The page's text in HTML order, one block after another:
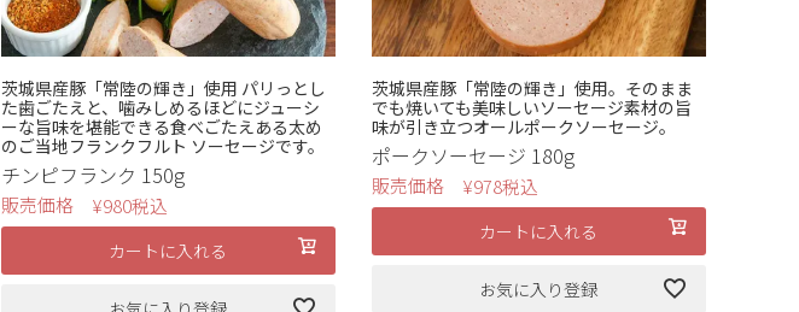
茨城県産豚「常陸の輝き」使用 パリっとし
た歯ごたえと、噛みしめるほどにジューシ
ーな旨味を堪能できる食べごたえある太め
のご当地フランクフルト ソーセージです。
チンピフランク 150g
販売価格 ¥980税込
カートに入れる
茨城県産豚「常陸の輝き」使用。そのまま
でも焼いても美味しいソーセージ素材の旨
味が引き立つオールポークソーセージ。
ポークソーセージ 180g
販売価格 ¥978税込
カートに入れる
お気に入り登録